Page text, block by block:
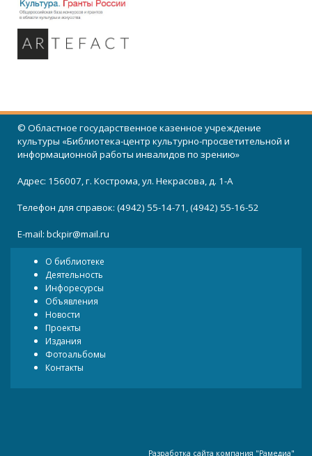
© Областное государственное казенное учреждение
культуры «Библиотека-центр культурно-просветительной и
информационной работы инвалидов по зрению»
Адрес: 156007, г. Кострома, ул. Некрасова, д. 1-А
Телефон для справок: (4942) 55-14-71, (4942) 55-16-52
E-mail: bckpir@mail.ru
О библиотеке
Деятельность
Инфоресурсы
Объявления
Новости
Проекты
Издания
Фотоальбомы
Контакты
Разработка сайта компания "Рамедиа"